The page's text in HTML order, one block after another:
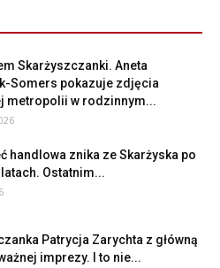
Skarżyszczanki. Aneta
Somers pokazuje zdjęcia
metropolii w rodzinnym...
handlowa znika ze Skarżyska po
Ostatnim...
Patrycja Zarychta z główną
imprezy. I to nie...